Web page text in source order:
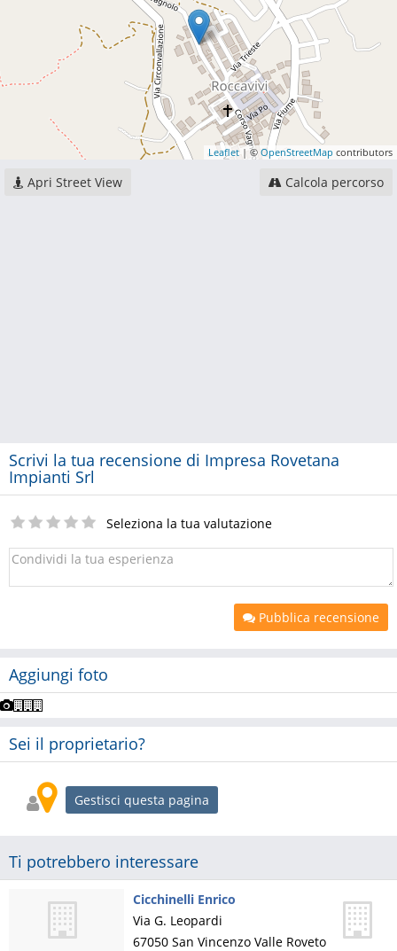
Leaflet | © OpenStreetMap contributors
Apri Street View Calcola percorso
Scrivi la tua recensione di Impresa Rovetana
Impianti Srl
Seleziona la tua valutazione
Pubblica recensione
Aggiungi foto
Sei il proprietario?
Gestisci questa pagina
Ti potrebbero interessare
Cicchinelli Enrico
Via G. Leopardi
67050 San Vincenzo Valle Roveto